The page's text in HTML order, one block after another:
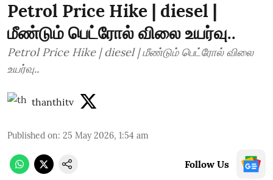
Petrol Price Hike | diesel |
மீண்டும் பெட்ரோல் விலை உயர்வு..
Petrol Price Hike | diesel | மீண்டும் பெட்ரோல் விலை
உயர்வு..
thanthitv
Published on: 25 May 2026, 1:54 am
Follow Us